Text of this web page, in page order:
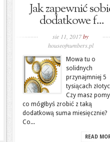
Jak zapewnić
dodatkowe f...
sie 11, 2017by
houseofnumbers.pl
Mowa tu o
solidnych
przynajmniej 5
tysiącach
Czy masz
co mógłbyś zrobić z taką
dodatkową suma miesięcznie?
Co...
READ